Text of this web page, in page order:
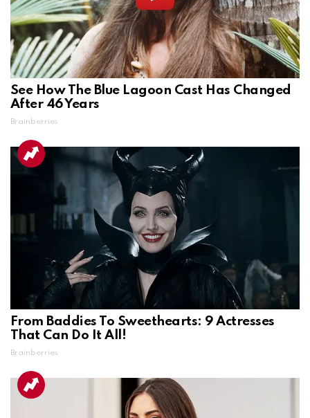
See How The Blue Lagoon Cast Has Changed
After 46 Years
Brainberries
From Baddies To Sweethearts: 9 Actresses
That Can Do It All!
Brainberries